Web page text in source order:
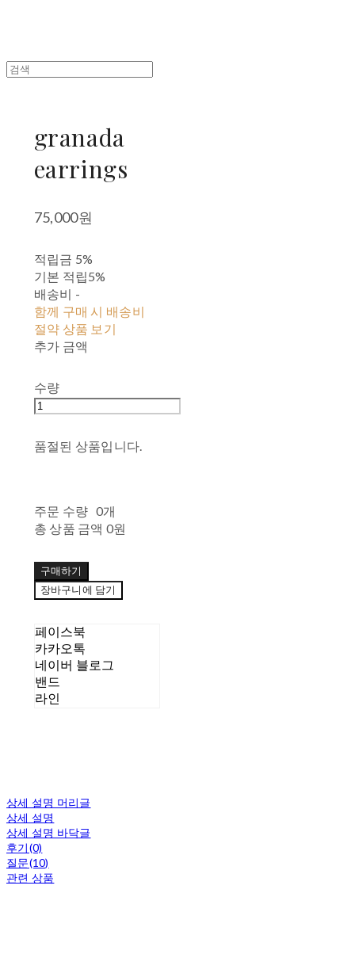
granada
earrings
75,000원
적립금 5%
기본 적립5%
배송비 -
함께 구매 시 배송비
절약 상품 보기
추가 금액
수량
품절된 상품입니다.
주문 수량 0개
총 상품 금액 0원
구매하기
장바구니에 담기
페이스북
카카오톡
네이버 블로그
밴드
라인
상세 설명 머리글
상세 설명
상세 설명 바닥글
후기(0)
질문(10)
관련 상품